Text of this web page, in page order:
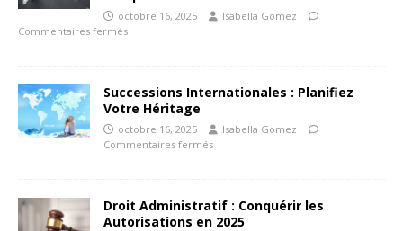
octobre 16, 2025
Isabella Gomez
Commentaires fermés
Successions Internationales : Planifiez
Votre Héritage
octobre 16, 2025
Isabella Gomez
Commentaires fermés
Droit Administratif : Conquérir les
Autorisations en 2025